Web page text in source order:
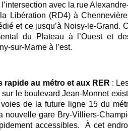
avec la rue
Libération (RD4) à
et ce jusqu’à Noisy-le-Grand.
du Plateau à l’Ouest et
sur-Marne à l’est.
rapide au métro et aux RER :
sur le boulevard Jean-Monnet
de la future ligne 15 du
nouvelle gare Bry-Villiers-
accessibles. À cet